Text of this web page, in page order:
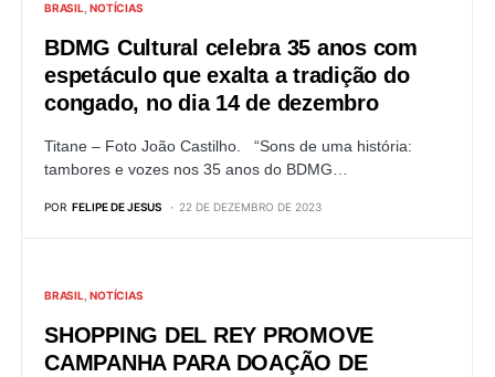
BRASIL NOTÍCIAS
BDMG Cultural celebra 35 anos com
espetáculo que exalta a tradição do
congado, no dia 14 de dezembro
Titane – Foto João Castilho. “Sons de uma história:
tambores e vozes nos 35 anos do BDMG…
POR FELIPE DE JESUS 22 DE DEZEMBRO DE 2023
BRASIL NOTÍCIAS
SHOPPING DEL REY PROMOVE
CAMPANHA PARA DOAÇÃO DE